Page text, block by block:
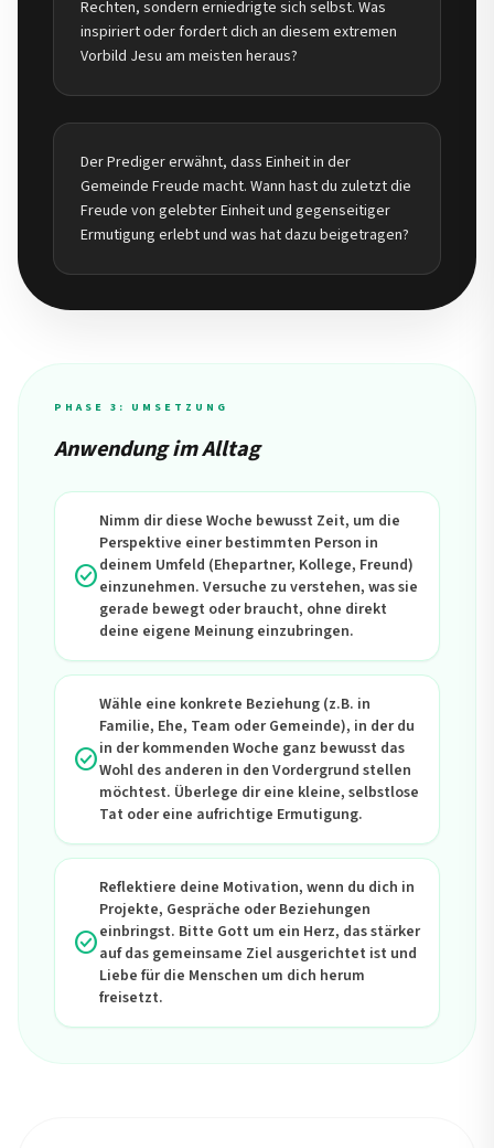
Rechten, sondern erniedrigte sich selbst. Was
inspiriert oder fordert dich an diesem extremen
Vorbild Jesu am meisten heraus?
Der Prediger erwähnt, dass Einheit in der
Gemeinde Freude macht. Wann hast du zuletzt die
Freude von gelebter Einheit und gegenseitiger
Ermutigung erlebt und was hat dazu beigetragen?
PHASE 3: UMSETZUNG
Anwendung im Alltag
check_circle
Nimm dir diese Woche bewusst Zeit, um die
Perspektive einer bestimmten Person in
deinem Umfeld (Ehepartner, Kollege, Freund)
einzunehmen. Versuche zu verstehen, was sie
gerade bewegt oder braucht, ohne direkt
deine eigene Meinung einzubringen.
check_circle
Wähle eine konkrete Beziehung (z.B. in
Familie, Ehe, Team oder Gemeinde), in der du
in der kommenden Woche ganz bewusst das
Wohl des anderen in den Vordergrund stellen
möchtest. Überlege dir eine kleine, selbstlose
Tat oder eine aufrichtige Ermutigung.
check_circle
Reflektiere deine Motivation, wenn du dich in
Projekte, Gespräche oder Beziehungen
einbringst. Bitte Gott um ein Herz, das stärker
auf das gemeinsame Ziel ausgerichtet ist und
Liebe für die Menschen um dich herum
freisetzt.